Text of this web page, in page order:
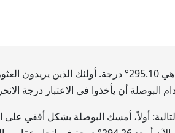
هي295.10° درجة. أولئك الذين يريدون
البوصلة أن يأخذوا في الاعتبار درجة
أولاً، أمسك البوصلة بشكل أفقي